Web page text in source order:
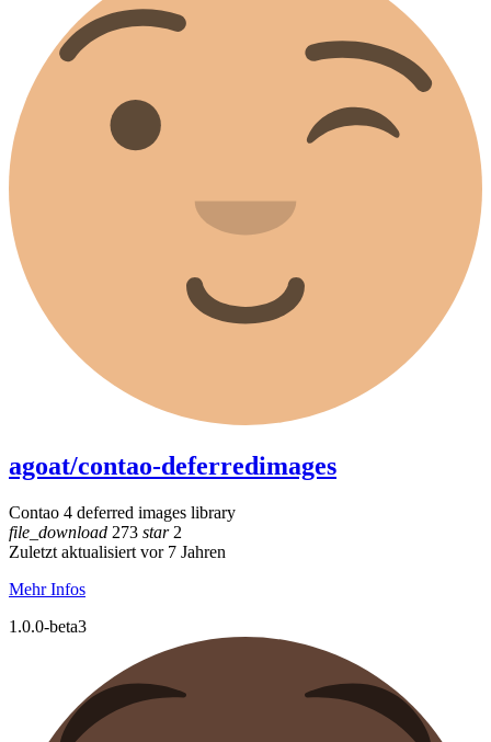
agoat/contao-deferredimages
Contao 4 deferred images library
file_download 273 star2
Zuletzt aktualisiert vor 7 Jahren
Mehr Infos
1.0.0-beta3